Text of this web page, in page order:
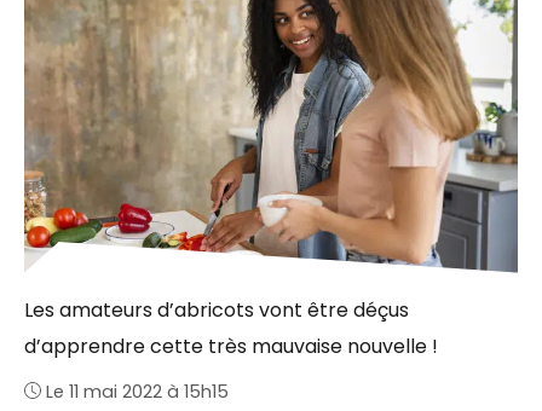
Les amateurs d’abricots vont être déçus
d’apprendre cette très mauvaise nouvelle !
Le 11 mai 2022 à 15h15